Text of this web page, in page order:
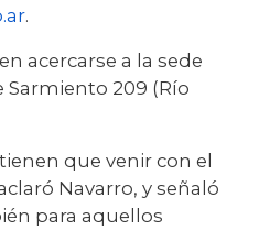
.
acercarse a la sede
Sarmiento 209 (Río
que venir con el
Navarro, y señaló
para aquellos